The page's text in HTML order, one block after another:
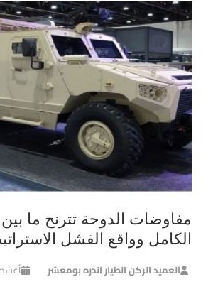
مفاوضات الدوحة تترنح ما بين
الكامل وواقع الفشل
العميد الركن الطيار اندره بومعشر أغسطس